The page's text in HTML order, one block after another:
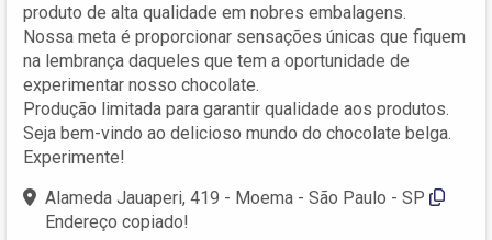
produto de alta qualidade em nobres embalagens.
Nossa meta é proporcionar sensações únicas que fiquem
na lembrança daqueles que tem a oportunidade de
experimentar nosso chocolate.
Produção limitada para garantir qualidade aos produtos.
Seja bem-vindo ao delicioso mundo do chocolate belga.
Experimente!
Alameda Jauaperi, 419 - Moema - São Paulo - SP
Endereço copiado!